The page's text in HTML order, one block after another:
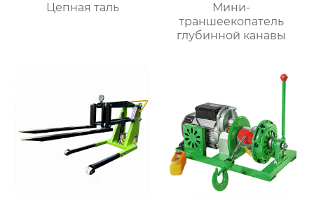
Цепная таль
Мини-
траншеекопатель
глубинной канавы